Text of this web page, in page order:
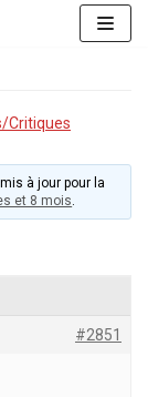
Critiques
à jour pour la
et 8 mois.
#2851